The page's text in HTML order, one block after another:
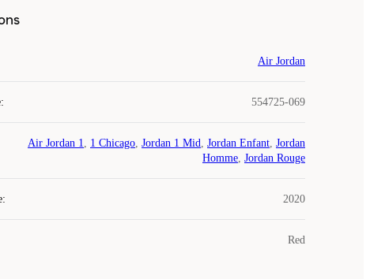
Air Jordan
: 554725-069
Air Jordan 1, 1 Chicago, Jordan 1 Mid, Jordan Enfant, Jordan
Homme, Jordan Rouge
: 2020
Red